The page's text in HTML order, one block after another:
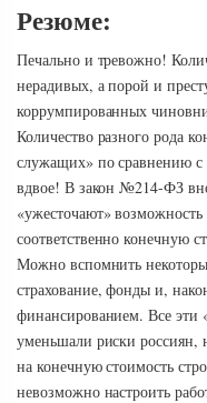
Резюме:
Печально и тревожно!
нерадивых, а порой и
коррумпированных
Количество разного рода
служащих» по сравнению
вдвое! В закон №214-ФЗ
«ужесточают» возможность
соответственно конечную
Можно вспомнить
страхование, фонды и,
финансированием. Все эти
уменьшали риски россиян,
на конечную стоимость
невозможно настроить